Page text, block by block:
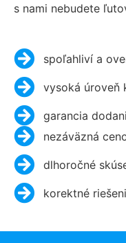
s nami nebudete
spoľahliví a
vysoká úroveň
garancia
nezáväzná
dlhoročné
korektné